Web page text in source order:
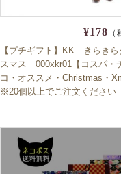
¥178 （
【プチギフト】KK きらきら
スマス 000xkr01【コスパ・
コ・オススメ・Christmas・
※20個以上でご注文ください